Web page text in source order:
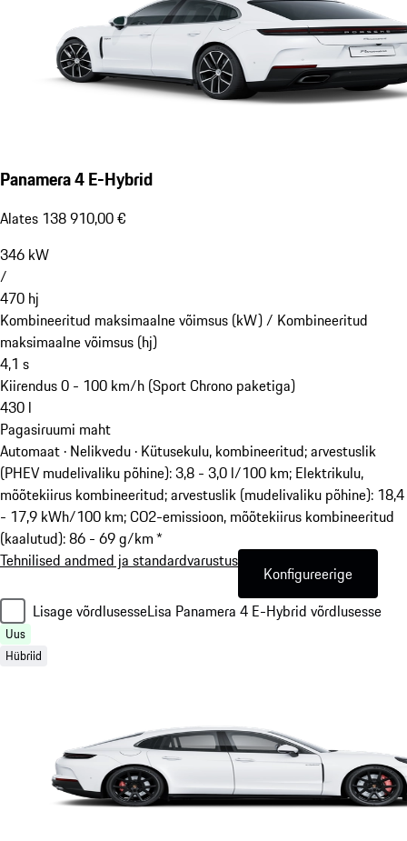
Panamera 4 E-Hybrid
Alates 138 910,00 €
346 kW
/
470 hj
Kombineeritud maksimaalne võimsus (kW) / Kombineeritud
maksimaalne võimsus (hj)
4,1 s
Kiirendus 0 - 100 km/h (Sport Chrono paketiga)
430 l
Pagasiruumi maht
Automaat · Nelikvedu · Kütusekulu, kombineeritud; arvestuslik
(PHEV mudelivaliku põhine): 3,8 - 3,0 l/100 km; Elektrikulu,
mõõtekiirus kombineeritud; arvestuslik (mudelivaliku põhine): 18,4
- 17,9 kWh/100 km; CO2-emissioon, mõõtekiirus kombineeritud
(kaalutud): 86 - 69 g/km *
Tehnilised andmed ja standardvarustus
Konfigureerige
Lisage võrdlusesseLisa Panamera 4 E-Hybrid võrdlusesse
Uus
Hübriid